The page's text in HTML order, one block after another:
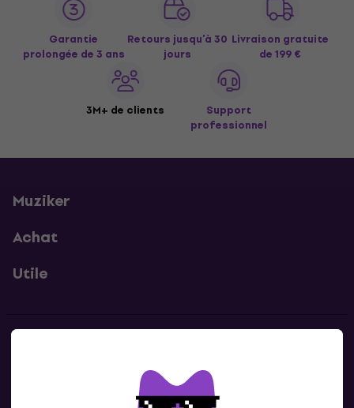
Garantie
prolongée de 3 ans
Retours jusqu’à 30
jours
Livraison gratuite
de 199 €
3M+ de clients
Support
professionnel
Muziker
Achat
Utile
Contacte nous